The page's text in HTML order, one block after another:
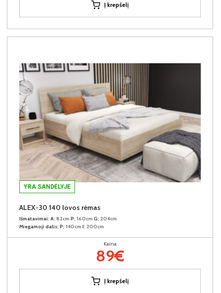
Į krepšelį
YRA SANDĖLYJE
ALEX-30 140 lovos rėmas
Išmatavimai: A: 82cm P: 160cm G: 204cm
Miegamoji dalis: P: 140cm I: 200cm
Kaina:
89€
Į krepšelį